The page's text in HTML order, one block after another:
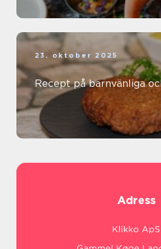
23. oktober 2025
Recept på barnvänliga
Adress